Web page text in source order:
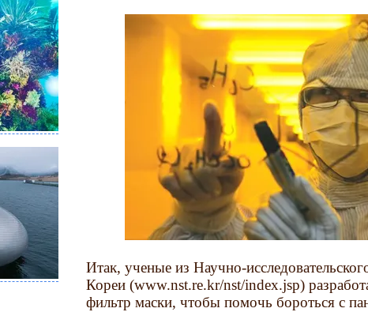
Итак, ученые из Научно-
Кореи (www.nst.re.kr/nst/index.jsp)
фильтр маски, чтобы помочь бороться с